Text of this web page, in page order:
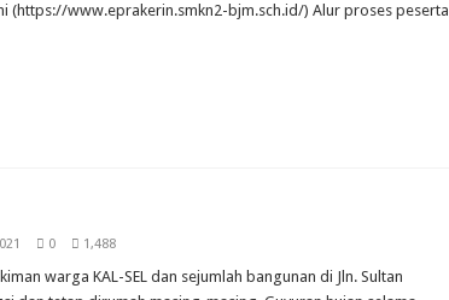
(https://www.eprakerin.smkn2-bjm.sch.id/) Alur proses peserta
0 1,488
warga KAL-SEL dan sejumlah bangunan di Jln. Sultan